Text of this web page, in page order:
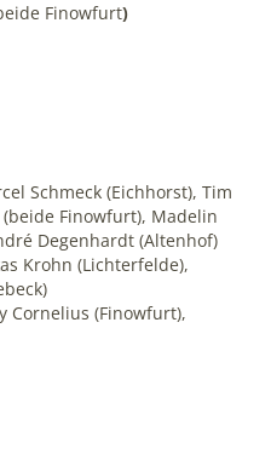
Finowfurt)
Schmeck (Eichhorst), Tim
Finowfurt), Madelin
Degenhardt (Altenhof)
Krohn (Lichterfelde),
Cornelius (Finowfurt),